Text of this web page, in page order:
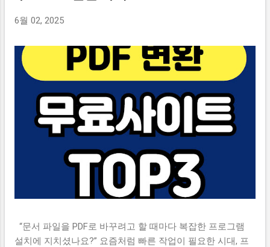
6월 02, 2025
“문서 파일을 PDF로 바꾸려고 할 때마다 복잡한 프로그램
설치에 지치셨나요?” 요즘처럼 빠른 작업이 필요한 시대, 프